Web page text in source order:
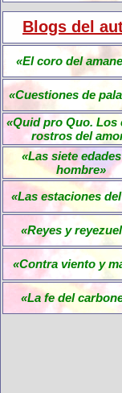
Blogs del
«El coro del
«Cuestiones de
«Quid pro Quo. Los
rostros del
«Las siete
hombre»
«Las estaciones
«Reyes y
«Contra viento y
«La fe del